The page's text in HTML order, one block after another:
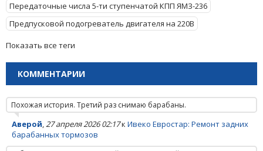
Передаточные числа 5-ти ступенчатой КПП ЯМЗ-236
Предпусковой подогреватель двигателя на 220В
Показать все теги
КОММЕНТАРИИ
Похожая история. Третий раз снимаю барабаны.
Аверой,27 апреля 2026 02:17к Ивеко Евростар: Ремонт задних
барабанных тормозов